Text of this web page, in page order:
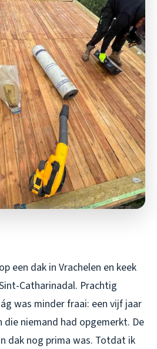
een dak in Vrachelen en keek
Catharinadal. Prachtig
was minder fraai: een vijf jaar
die niemand had opgemerkt. De
dak nog prima was. Totdat ik